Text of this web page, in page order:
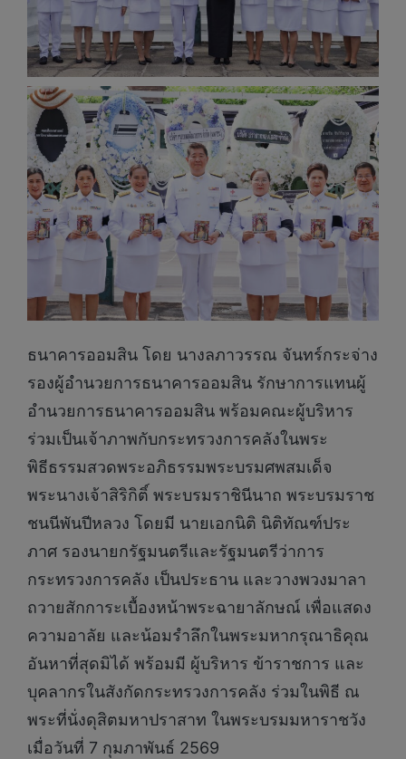
ธนาคารออมสิน โดย นางลภาวรรณ จันทร์กระจ่าง
รองผู้อำนวยการธนาคารออมสิน รักษาการแทนผู้
อำนวยการธนาคารออมสิน พร้อมคณะผู้บริหาร
ร่วมเป็นเจ้าภาพกับกระทรวงการคลังในพระ
พิธีธรรมสวดพระอภิธรรมพระบรมศพสมเด็จ
พระนางเจ้าสิริกิติ์ พระบรมราชินีนาถ พระบรมราช
ชนนีพันปีหลวง โดยมี นายเอกนิติ นิติทัณฑ์ประ
ภาศ รองนายกรัฐมนตรีและรัฐมนตรีว่าการ
กระทรวงการคลัง เป็นประธาน และวางพวงมาลา
ถวายสักการะเบื้องหน้าพระฉายาลักษณ์ เพื่อแสดง
ความอาลัย และน้อมรำลึกในพระมหากรุณาธิคุณ
อันหาที่สุดมิได้ พร้อมมี ผู้บริหาร ข้าราชการ และ
บุคลากรในสังกัดกระทรวงการคลัง ร่วมในพิธี ณ
พระที่นั่งดุสิตมหาปราสาท ในพระบรมมหาราชวัง
เมื่อวันที่ 7 กุมภาพันธ์ 2569